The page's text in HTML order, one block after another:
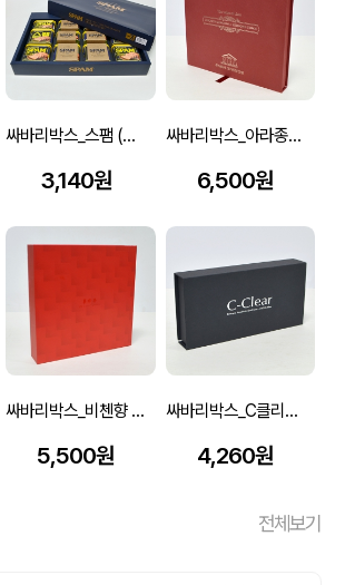
싸바리박스_스팸 (495X335X65mm)
3,140원
싸바리박스_아라종합건설(290X260X30mm)
6,500원
싸바리박스_비첸향 (265*265*53mm)
5,500원
싸바리박스_C클리어 (215X110X35mm)
4,260원
전체보기